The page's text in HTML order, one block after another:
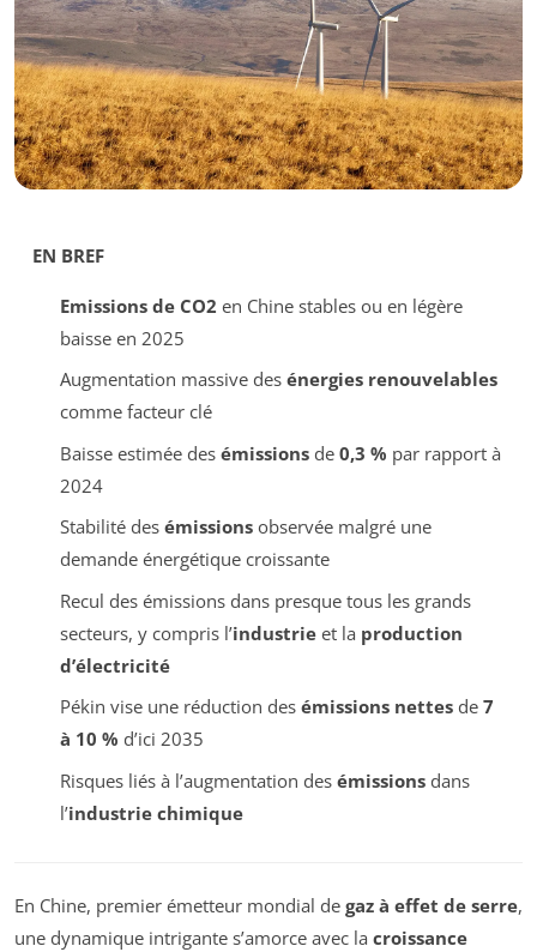
EN BREF
Emissions de CO2 en Chine stables ou en légère
baisse en 2025
Augmentation massive des énergies renouvelables
comme facteur clé
Baisse estimée des émissionsde 0,3 % par rapport à
2024
Stabilité des émissionsobservée malgré une
demande énergétique croissante
Recul des émissions dans presque tous les grands
secteurs, y compris l’industrieet la production
d’électricité
Pékin vise une réduction des émissions nettesde 7
à 10 % d’ici 2035
Risques liés à l’augmentation des émissionsdans
l’industrie chimique
En Chine, premier émetteur mondial de gaz à effet de serre,
une dynamique intrigante s’amorce avec la croissance